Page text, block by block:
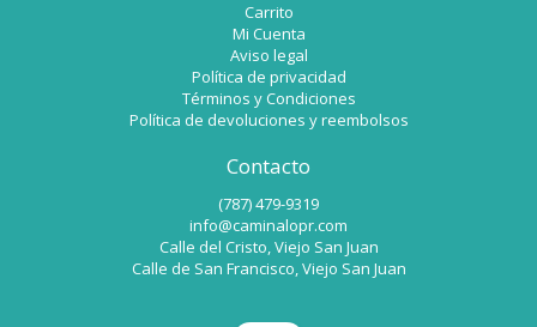
Carrito
Mi Cuenta
Aviso legal
Política de privacidad
Términos y Condiciones
Política de devoluciones y reembolsos
Contacto
(787) 479-9319
info@caminalopr.com
Calle del Cristo, Viejo San Juan
Calle de San Francisco, Viejo San Juan